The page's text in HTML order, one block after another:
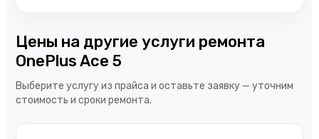
Цены на другие услуги ремонта
OnePlus Ace 5
Выберите услугу из прайса и оставьте заявку — уточним
стоимость и сроки ремонта.